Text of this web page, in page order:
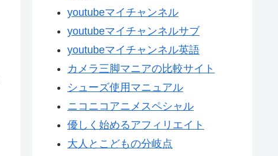
youtubeマイチャンネル
youtubeマイチャンネルサブ
youtubeマイチャンネル英語
カメラ三脚マニアの比較サイト
シューズ使用マニュアル
ニコニコアニメスペシャル
優しく始めるアフィリエイト
大人とこどもの分岐点